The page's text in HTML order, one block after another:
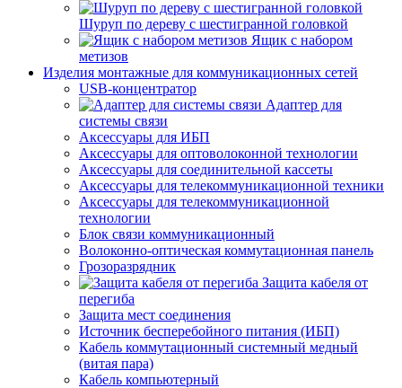
Шуруп по дереву с шестигранной головкой
Ящик с набором
метизов
Изделия монтажные для коммуникационных сетей
USB-концентратор
Адаптер для
системы связи
Аксессуары для ИБП
Аксессуары для оптоволоконной технологии
Аксессуары для соединительной кассеты
Аксессуары для телекоммуникационной техники
Аксессуары для телекоммуникационной
технологии
Блок связи коммуникационный
Волоконно-оптическая коммутационная панель
Грозоразрядник
Защита кабеля от
перегиба
Защита мест соединения
Источник бесперебойного питания (ИБП)
Кабель коммутационный системный медный
(витая пара)
Кабель компьютерный